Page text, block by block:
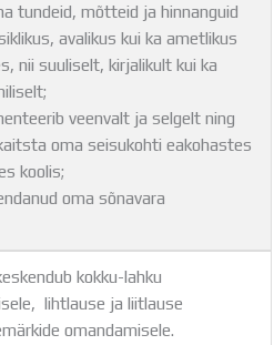
tundeid, mõtteid ja hinnanguid
avalikus kui ka ametlikus
nii suuliselt, kirjalikult kui ka
veenvalt ja selgelt ning
oma seisukohti eakohastes
koolis;
oma sõnavara
kokku-lahku
lihtlause ja liitlause
omandamisele.